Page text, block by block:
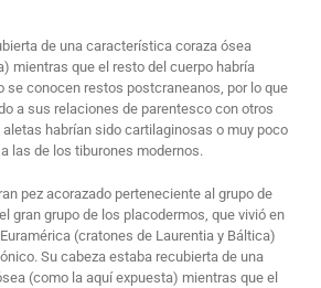
de una característica coraza ósea
mientras que el resto del cuerpo habría
se conocen restos postcraneanos, por lo que
a sus relaciones de parentesco con otros
habrían sido cartilaginosas o muy poco
las de los tiburones modernos.
pez acorazado perteneciente al grupo de
gran grupo de los placodermos, que vivió en
(cratones de Laurentia y Báltica)
Su cabeza estaba recubierta de una
(como la aquí expuesta) mientras que el